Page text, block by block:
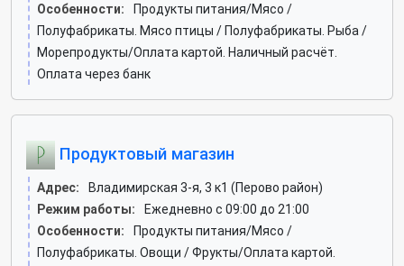
Особенности:
Продукты питания/Мясо /
Полуфабрикаты. Мясо птицы / Полуфабрикаты. Рыба /
Морепродукты/Оплата картой. Наличный расчёт.
Оплата через банк
Продуктовый магазин
Адрес:
Владимирская 3-я, 3 к1 (Перово район)
Режим работы:
Ежедневно с 09:00 до 21:00
Особенности:
Продукты питания/Мясо /
Полуфабрикаты. Овощи / Фрукты/Оплата картой.